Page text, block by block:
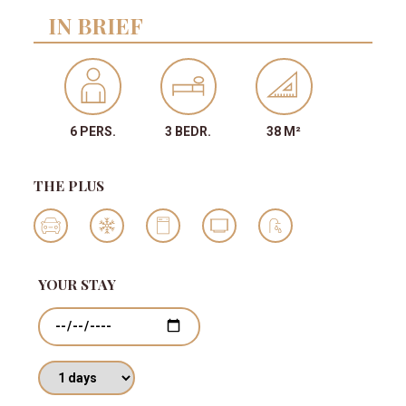
IN BRIEF
6 PERS. 3 BEDR. 38 M²
THE PLUS
YOUR STAY
Dates
Number of days